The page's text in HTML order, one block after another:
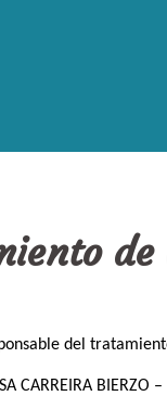
de
del
CARREIRA BIERZO